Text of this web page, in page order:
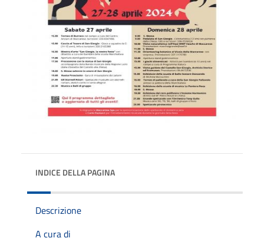
INDICE DELLA PAGINA
Descrizione
A cura di